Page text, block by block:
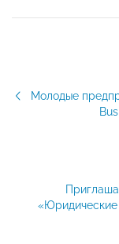
Молодые
«Юридические